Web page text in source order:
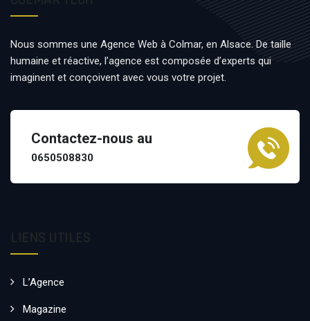
Nous sommes une Agence Web à Colmar, en Alsace. De taille
humaine et réactive, l’agence est composée d’experts qui
imaginent et conçoivent avec vous votre projet.
Contactez-nous au
0650508830
L’Agence
Magazine